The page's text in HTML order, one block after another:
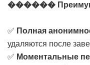
������
✅ Полная
удаляются после
✅ Моментальные